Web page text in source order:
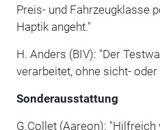
Preis- und Fahrzeugklasse
Haptik angeht."
H. Anders (BIV): "Der
verarbeitet, ohne sicht-
Sonderausstattung
G.Collet (Aareon):